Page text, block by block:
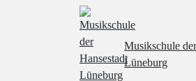
Musikschule
Lüneburg